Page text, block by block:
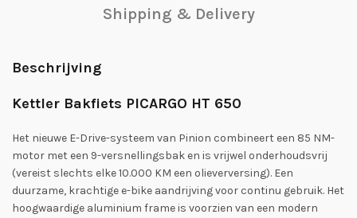
Shipping & Delivery
Beschrijving
Kettler Bakfiets PICARGO HT 650
Het nieuwe E-Drive-systeem van Pinion combineert een 85 NM-
motor met een 9-versnellingsbak en is vrijwel onderhoudsvrij
(vereist slechts elke 10.000 KM een olieverversing). Een
duurzame, krachtige e-bike aandrijving voor continu gebruik. Het
hoogwaardige aluminium frame is voorzien van een modern